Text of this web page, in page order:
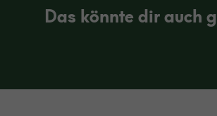
Das könnte dir auch